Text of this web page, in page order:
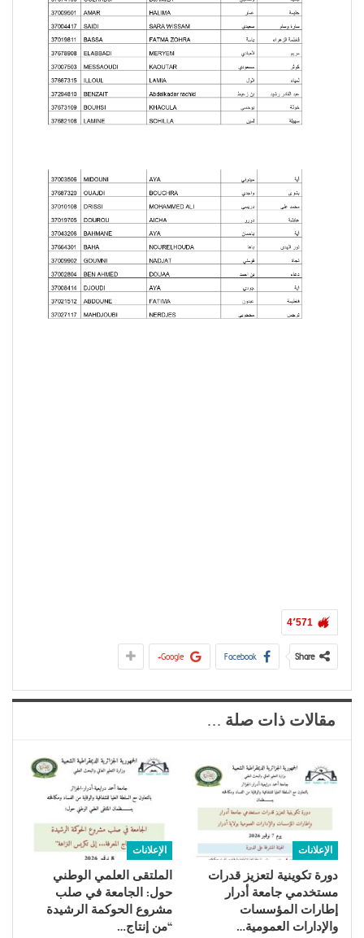
4٬571
Share
Facebook
Google+
مقالات ذات صلة ...
الإعلانات
دورة تكوينية لتعزیز قدرات
مستخدمي جامعة أدرار
إطارات المؤسسات
والإدارات العمومية…
الإعلانات
الملتقى العلمي الوطني
حول: الجامعة في صلب
مشروع الحوكمة الرشيدة
“من إنتاج…